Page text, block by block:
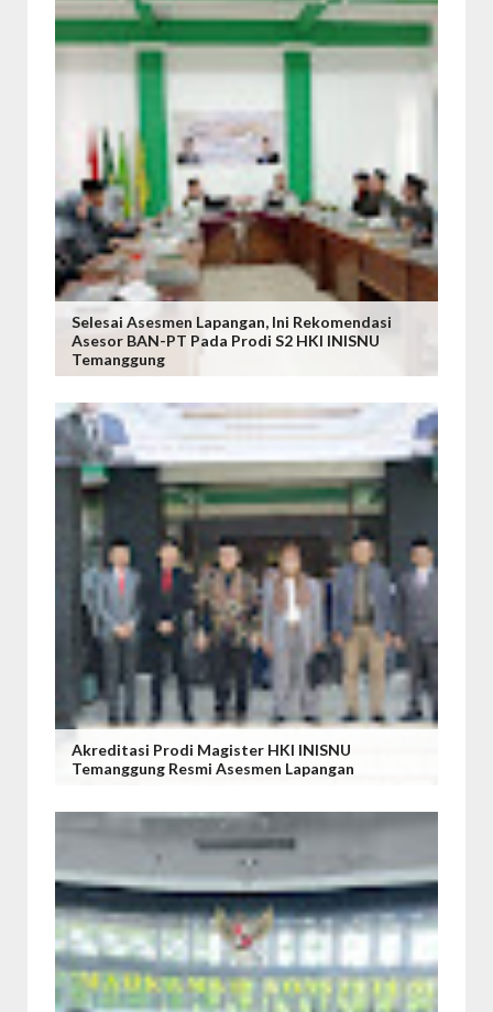
Selesai Asesmen Lapangan, Ini Rekomendasi
Asesor BAN-PT Pada Prodi S2 HKI INISNU
Temanggung
Akreditasi Prodi Magister HKI INISNU
Temanggung Resmi Asesmen Lapangan